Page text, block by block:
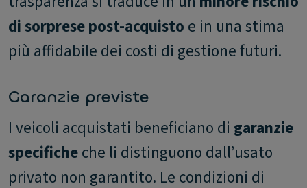
di sorprese post-acquisto e in una stima
più affidabile dei costi di gestione futuri.
Garanzie previste
I veicoli acquistati beneficiano di garanzie
specificheche li distinguono dall’usato
privato non garantito. Le condizioni di